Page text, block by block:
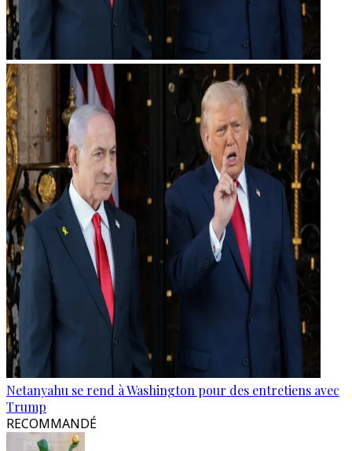
Netanyahu se rend à Washington pour des entretiens avec
Trump
RECOMMANDÉ